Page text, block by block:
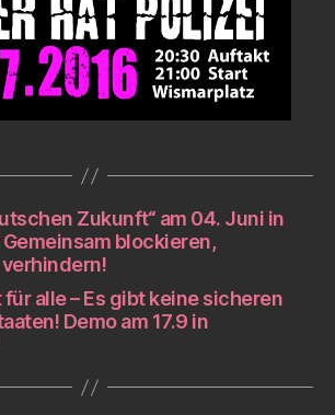
Zukunft“ am 04. Juni in
blockieren,
alle – Es gibt keine sicheren
Demo am 17.9 in